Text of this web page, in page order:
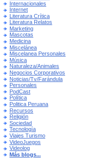
Internacionales
Internet
Literatura Crítica
Literatura Relatos
Marketing
Mascotas
Medicina
Miscelánea
Miscelanea Personales
Música
Naturaleza/Animales
Negocios Corporativos
Noticias/Tv/Farándula
Personales
PodCast
Política
Politica Peruana
Recursos
Religión
Sociedad
Tecnología
Viajes Turismo
VideoJuegos
Videolog
Más blogs...